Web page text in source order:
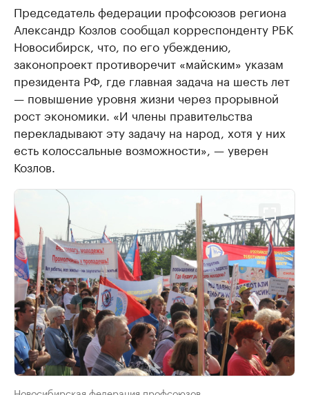
Председатель федерации профсоюзов региона
Александр Козлов сообщал корреспонденту РБК
Новосибирск, что, по его убеждению,
законопроект противоречит «майским» указам
президента РФ, где главная задача на шесть лет
— повышение уровня жизни через прорывной
рост экономики. «И члены правительства
перекладывают эту задачу на народ, хотя у них
есть колоссальные возможности», — уверен
Козлов.